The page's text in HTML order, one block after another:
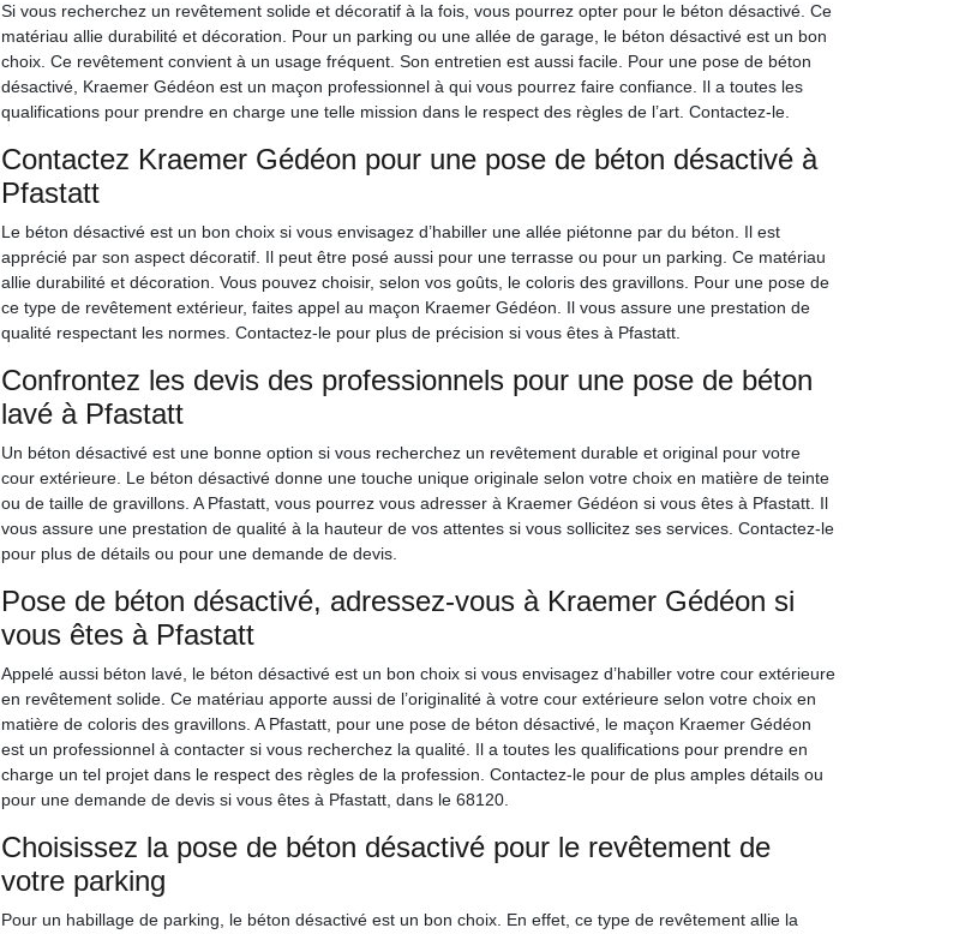
Si vous recherchez un revêtement solide et décoratif à la fois, vous pourrez opter pour le béton désactivé. Ce
matériau allie durabilité et décoration. Pour un parking ou une allée de garage, le béton désactivé est un bon
choix. Ce revêtement convient à un usage fréquent. Son entretien est aussi facile. Pour une pose de béton
désactivé, Kraemer Gédéon est un maçon professionnel à qui vous pourrez faire confiance. Il a toutes les
qualifications pour prendre en charge une telle mission dans le respect des règles de l’art. Contactez-le.
Contactez Kraemer Gédéon pour une pose de béton désactivé à
Pfastatt
Le béton désactivé est un bon choix si vous envisagez d’habiller une allée piétonne par du béton. Il est
apprécié par son aspect décoratif. Il peut être posé aussi pour une terrasse ou pour un parking. Ce matériau
allie durabilité et décoration. Vous pouvez choisir, selon vos goûts, le coloris des gravillons. Pour une pose de
ce type de revêtement extérieur, faites appel au maçon Kraemer Gédéon. Il vous assure une prestation de
qualité respectant les normes. Contactez-le pour plus de précision si vous êtes à Pfastatt.
Confrontez les devis des professionnels pour une pose de béton
lavé à Pfastatt
Un béton désactivé est une bonne option si vous recherchez un revêtement durable et original pour votre
cour extérieure. Le béton désactivé donne une touche unique originale selon votre choix en matière de teinte
ou de taille de gravillons. A Pfastatt, vous pourrez vous adresser à Kraemer Gédéon si vous êtes à Pfastatt. Il
vous assure une prestation de qualité à la hauteur de vos attentes si vous sollicitez ses services. Contactez-le
pour plus de détails ou pour une demande de devis.
Pose de béton désactivé, adressez-vous à Kraemer Gédéon si
vous êtes à Pfastatt
Appelé aussi béton lavé, le béton désactivé est un bon choix si vous envisagez d’habiller votre cour extérieure
en revêtement solide. Ce matériau apporte aussi de l’originalité à votre cour extérieure selon votre choix en
matière de coloris des gravillons. A Pfastatt, pour une pose de béton désactivé, le maçon Kraemer Gédéon
est un professionnel à contacter si vous recherchez la qualité. Il a toutes les qualifications pour prendre en
charge un tel projet dans le respect des règles de la profession. Contactez-le pour de plus amples détails ou
pour une demande de devis si vous êtes à Pfastatt, dans le 68120.
Choisissez la pose de béton désactivé pour le revêtement de
votre parking
Pour un habillage de parking, le béton désactivé est un bon choix. En effet, ce type de revêtement allie la